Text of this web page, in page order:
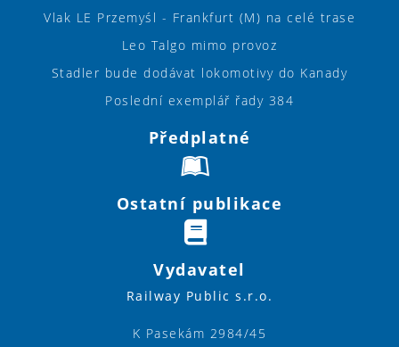
Vlak LE Przemyśl - Frankfurt (M) na celé trase
Leo Talgo mimo provoz
Stadler bude dodávat lokomotivy do Kanady
Poslední exemplář řady 384
Předplatné
Ostatní publikace
Vydavatel
Railway Public s.r.o.
K Pasekám 2984/45